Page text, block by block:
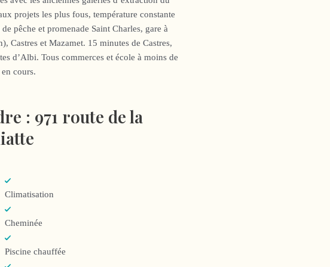
projets les plus fous, température constante
pêche et promenade Saint Charles, gare à
Castres et Mazamet. 15 minutes de Castres,
d’Albi. Tous commerces et école à moins de
cours.
: 971 route de la
Climatisation
Cheminée
Piscine chauffée